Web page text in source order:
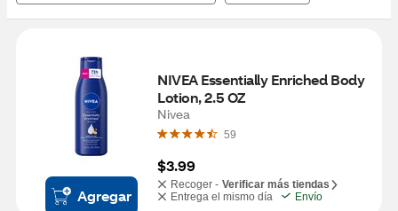
Agregar
NIVEA Essentially Enriched Body
Lotion, 2.5 OZ
Nivea
59
$3.99
Recoger - Verificar más tiendas
Entrega el mismo día
Envío